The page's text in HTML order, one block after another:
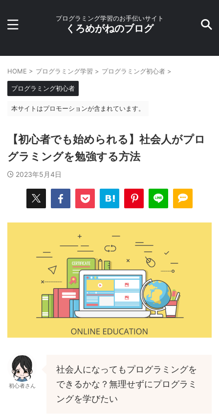
プログラミング学習のお手伝いサイト
くろめがねのブログ
HOME > プログラミング学習 > プログラミング初心者 >
プログラミング初心者
本サイトはプロモーションが含まれています。
【初心者でも始められる】社会人がプロ
グラミングを勉強する方法
2023年5月4日
初心者さん
社会人になってもプログラミングを
できるかな？無理せずにプログラミ
ングを学びたい